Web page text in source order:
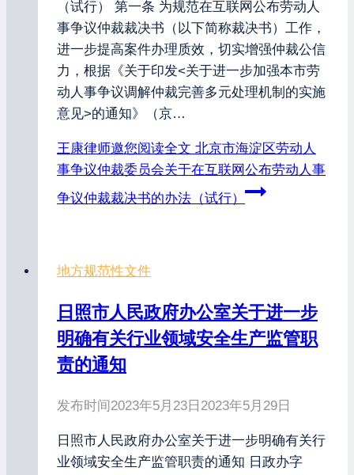
（试行） 第一条 为规范在互联网公布劳动人
事争议仲裁裁决书（以下简称裁决书）工作，
进一步提高案件办理质效，切实增强仲裁公信
力，根据《关于印发<关于进一步加强本市劳
动人事争议调解仲裁完善多元处理机制的实施
意见>的通知》（京…
王康律师邀您阅读全文 北京市海淀区劳动人
事争议仲裁委员会关于在互联网公布劳动人事
争议仲裁裁决书的办法（试行）
地方规范性文件
日照市人民政府办公室关于进一步
明确有关行业领域安全生产监管职
责的通知
发布时间2023年5月23日 2023年5月29日
日照市人民政府办公室关于进一步明确有关行
业领域安全生产监管职责的通知 日政办字